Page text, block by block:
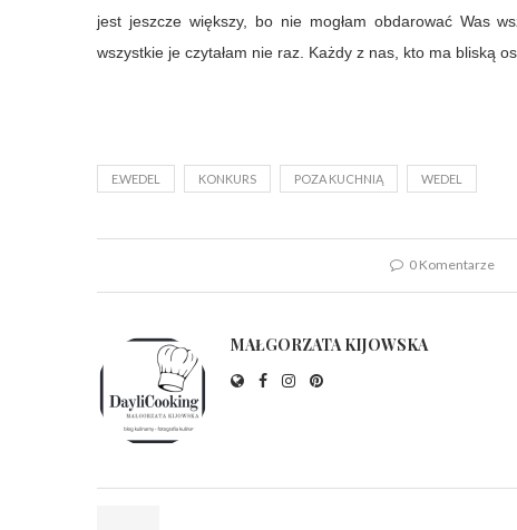
jest jeszcze większy, bo nie mogłam obdarować Was
wszystkie je czytałam nie raz. Każdy z nas, kto ma bliską
E.WEDEL KONKURS POZA KUCHNIĄ WEDEL
0 Komentarze
MAŁGORZATA KIJOWSKA